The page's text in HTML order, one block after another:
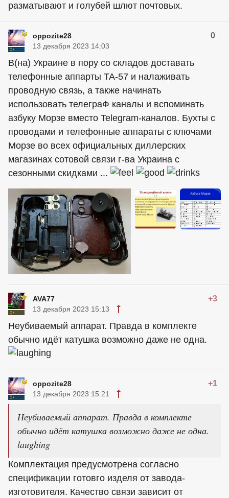
разматывают и голубей шлют почтовых.
oppozite28 0
13 декабря 2023 14:03
В(на) Украине в пору со складов доставать
телефонные аппарты ТА-57 и налаживать
проводную связь, а также начинать
использовать телеграФ каналы и вспоминать
азбуку Морзе вместо Telegram-каналов. Бухты с
проводами и телефонные аппараты с ключами
Морзе во всех официальных диллерских
магазинах сотовой связи г-ва Украина с
сезонными скидками ...
AVA77 +3
13 декабря 2023 15:13
Неубиваемый аппарат. Правда в комплекте
обычно идёт катушка возможно даже не одна.
oppozite28 +1
13 декабря 2023 15:21
Неубиваемый аппарат. Правда в комплекте
обычно идёт катушка возможно даже не одна.
laughing
Комплектация предусмотрена согласно
спецификации готовго изделя от завода-
изготовителя. Качество связи зависит от